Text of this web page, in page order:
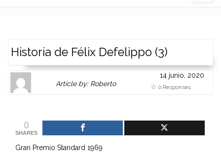
Historia de Félix Defelippo (3)
Author
Gravatar
link
Article by: Roberto
or
14 junio, 2020
0 Responses
0
SHARES
Gran Premio Standard 1969